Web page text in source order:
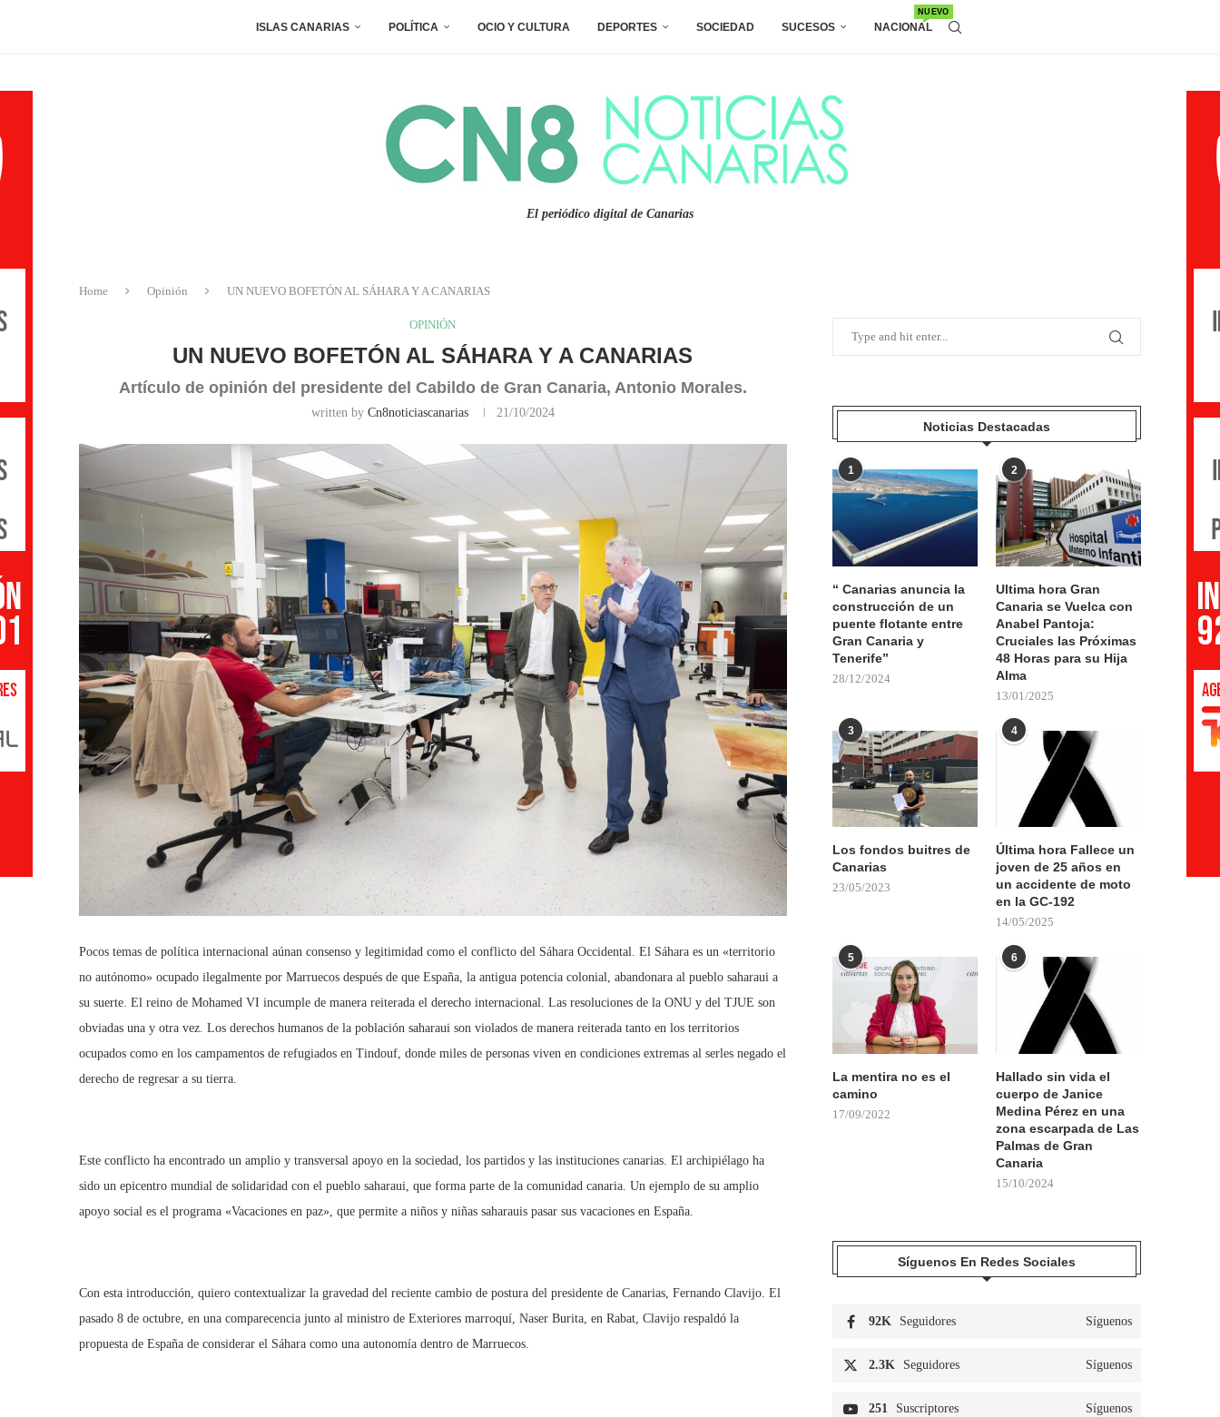
ISLAS CANARIAS POLÍTICA OCIO Y CULTURA DEPORTES SOCIEDAD SUCESOS NACIONAL
NUEVO
El periódico digital de Canarias
Home Opinión UN NUEVO BOFETÓN AL SÁHARA Y A CANARIAS
OPINIÓN
UN NUEVO BOFETÓN AL SÁHARA Y A CANARIAS
Artículo de opinión del presidente del Cabildo de Gran Canaria, Antonio Morales.
written by Cn8noticiascanarias 21/10/2024
Pocos temas de política internacional aúnan consenso y legitimidad como el conflicto del Sáhara Occidental. El Sáhara es un «territorio
no autónomo» ocupado ilegalmente por Marruecos después de que España, la antigua potencia colonial, abandonara al pueblo saharaui a
su suerte. El reino de Mohamed VI incumple de manera reiterada el derecho internacional. Las resoluciones de la ONU y del TJUE son
obviadas una y otra vez. Los derechos humanos de la población saharaui son violados de manera reiterada tanto en los territorios
ocupados como en los campamentos de refugiados en Tindouf, donde miles de personas viven en condiciones extremas al serles negado el
derecho de regresar a su tierra.
Este conflicto ha encontrado un amplio y transversal apoyo en la sociedad, los partidos y las instituciones canarias. El archipiélago ha
sido un epicentro mundial de solidaridad con el pueblo saharaui, que forma parte de la comunidad canaria. Un ejemplo de su amplio
apoyo social es el programa «Vacaciones en paz», que permite a niños y niñas saharauis pasar sus vacaciones en España.
Con esta introducción, quiero contextualizar la gravedad del reciente cambio de postura del presidente de Canarias, Fernando Clavijo. El
pasado 8 de octubre, en una comparecencia junto al ministro de Exteriores marroquí, Naser Burita, en Rabat, Clavijo respaldó la
propuesta de España de considerar el Sáhara como una autonomía dentro de Marruecos.
Noticias Destacadas
1
“ Canarias anuncia la
construcción de un
puente flotante entre
Gran Canaria y
Tenerife”
28/12/2024
2
Ultima hora Gran
Canaria se Vuelca con
Anabel Pantoja:
Cruciales las Próximas
48 Horas para su Hija
Alma
13/01/2025
3
Los fondos buitres de
Canarias
23/05/2023
4
Última hora Fallece un
joven de 25 años en
un accidente de moto
en la GC-192
14/05/2025
5
La mentira no es el
camino
17/09/2022
6
Hallado sin vida el
cuerpo de Janice
Medina Pérez en una
zona escarpada de Las
Palmas de Gran
Canaria
15/10/2024
Síguenos En Redes Sociales
92K Seguidores Síguenos
2.3K Seguidores Síguenos
251 Suscriptores Síguenos